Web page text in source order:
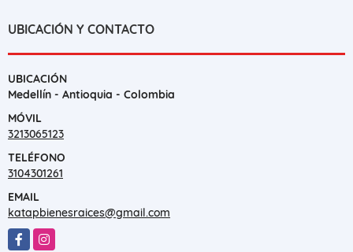
UBICACIÓN Y CONTACTO
UBICACIÓN
Medellín - Antioquia - Colombia
MÓVIL
3213065123
TELÉFONO
3104301261
EMAIL
katapbienesraices@gmail.com
FacebookInstagram